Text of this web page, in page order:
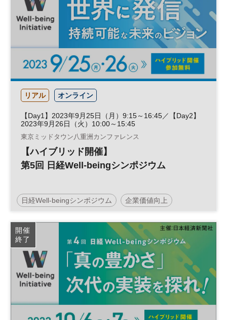
リアル オンライン
【Day1】2023年9月25日（月）9:15～16:45／【Day2】
2023年9月26日（火）10:00～15:45
東京ミッドタウン八重洲カンファレンス
【ハイブリッド開催】
第5回 日経Well-beingシンポジウム
日経Well-beingシンポジウム 企業価値向上
人的資本経営 パーパス 企業価値
ウェルビーイング Well-being 経営 健康
参加無料
開催
終了